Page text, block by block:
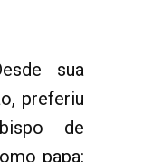
sua
preferiu
de
papa: